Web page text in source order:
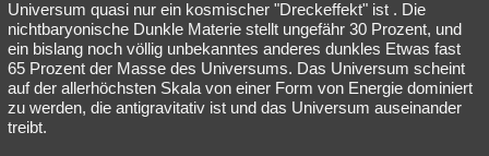
Universum quasi nur ein kosmischer "Dreckeffekt" ist . Die
nichtbaryonische Dunkle Materie stellt ungefähr 30 Prozent, und
ein bislang noch völlig unbekanntes anderes dunkles Etwas fast
65 Prozent der Masse des Universums. Das Universum scheint
auf der allerhöchsten Skala von einer Form von Energie dominiert
zu werden, die antigravitativ ist und das Universum auseinander
treibt.